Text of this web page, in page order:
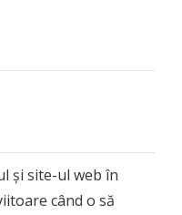
și site-ul web în
când o să